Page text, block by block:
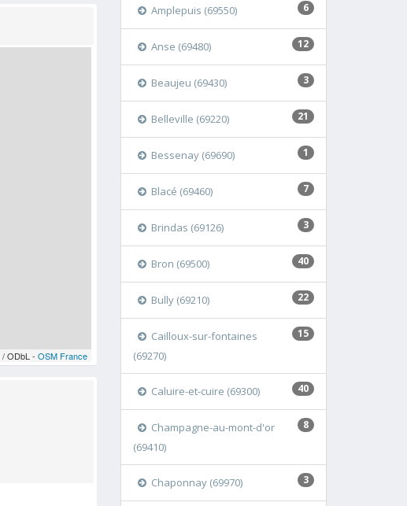
/ ODbL -OSM France
6
Amplepuis (69550)
12
Anse (69480)
3
Beaujeu (69430)
21
Belleville (69220)
1
Bessenay (69690)
7
Blacé (69460)
3
Brindas (69126)
40
Bron (69500)
22
Bully (69210)
15
Cailloux-sur-fontaines
(69270)
40
Caluire-et-cuire (69300)
8
Champagne-au-mont-d'or
(69410)
3
Chaponnay (69970)